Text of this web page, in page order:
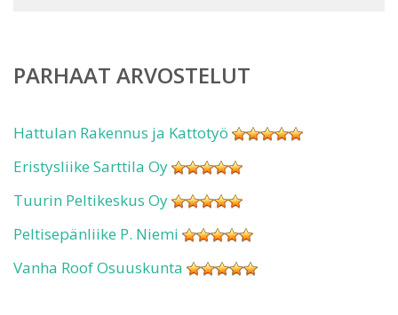
PARHAAT ARVOSTELUT
Hattulan Rakennus ja Kattotyö
Eristysliike Sarttila Oy
Tuurin Peltikeskus Oy
Peltisepänliike P. Niemi
Vanha Roof Osuuskunta